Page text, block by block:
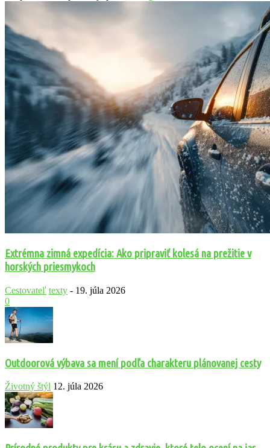
Extrémna zimná expedícia: Ako pripraviť kolesá na prežitie v
horských priesmykoch
Cestovateľ texty - 19. júla 2026
0
Outdoorová výbava sa mení podľa charakteru plánovanej cesty
Životný štýl 12. júla 2026